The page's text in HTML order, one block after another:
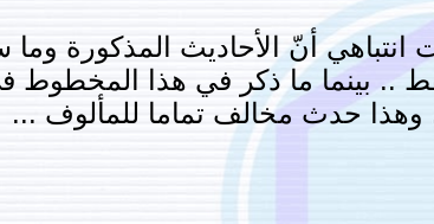
أنّ الأحاديث المذكورة وما
.. بينما ما ذكر في هذا المخطوط
حدث مخالف تماما للمألوف ...